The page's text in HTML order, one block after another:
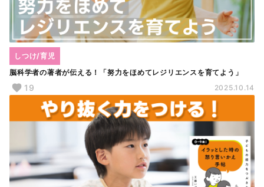
脳科学者の著者が伝える！「努力をほめてレジリエンスを育てよう」
しつけ/育児
19 2025.10.14